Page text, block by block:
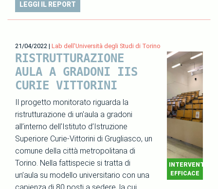
LEGGI IL REPORT
21/04/2022 | Lab dell'Università degli Studi di Torino
RISTRUTTURAZIONE
AULA A GRADONI IIS
CURIE VITTORINI
Il progetto monitorato riguarda la
ristrutturazione di un'aula a gradoni
all’interno dell'Istituto d’Istruzione
Superiore Curie-Vittorini di Grugliasco, un
comune della città metropolitana di
Torino. Nella fattispecie si tratta di
un’aula su modello universitario con una
INTERVENTO
EFFICACE